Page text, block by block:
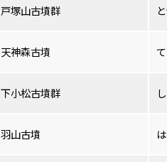
戸塚山古墳群
天神森古墳
下小松古墳群
羽山古墳